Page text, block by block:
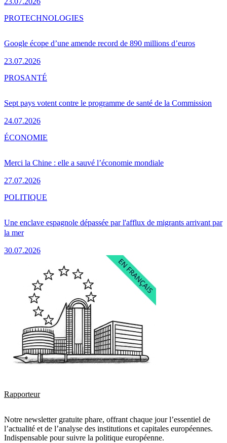
Google écope d’une amende record de 890 millions d’euros
23.07.2026
PROTECHNOLOGIES
Sept pays votent contre le programme de santé de la Commission
24.07.2026
PROSANTÉ
Merci la Chine : elle a sauvé l’économie mondiale
27.07.2026
ÉCONOMIE
Une enclave espagnole dépassée par l'afflux de migrants arrivant par
la mer
30.07.2026
POLITIQUE
Rapporteur
Notre newsletter gratuite phare, offrant chaque jour l’essentiel de
l’actualité et de l’analyse des institutions et capitales européennes.
Indispensable pour suivre la politique européenne.